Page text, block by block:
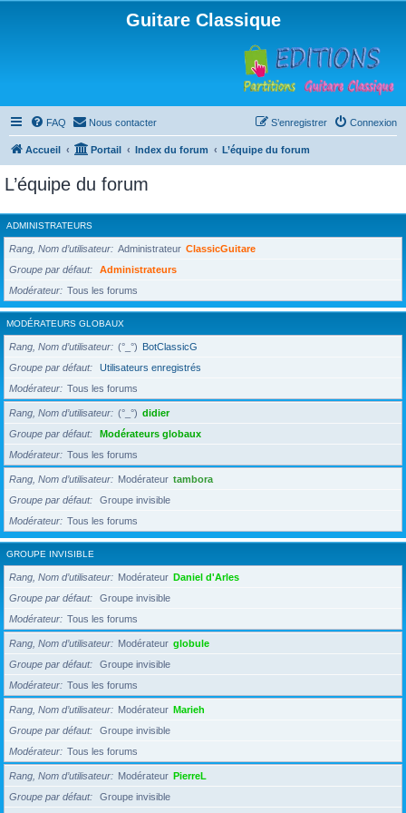
Guitare Classique
FAQ Nous contacter Connexion
S’enregistrer
Accueil Portail Index du forum L’équipe du forum
L’équipe du forum
ADMINISTRATEURS
Rang, Nom d’utilisateur Administrateur ClassicGuitare
Groupe par défaut
Administrateurs
Modérateur
Tous les forums
MODÉRATEURS GLOBAUX
Rang, Nom d’utilisateur (°_°) BotClassicG
Groupe par défaut
Utilisateurs enregistrés
Modérateur
Tous les forums
Rang, Nom d’utilisateur (°_°) didier
Groupe par défaut
Modérateurs globaux
Modérateur
Tous les forums
Rang, Nom d’utilisateur Modérateur tambora
Groupe par défaut
Groupe invisible
Modérateur
Tous les forums
GROUPE INVISIBLE
Rang, Nom d’utilisateur Modérateur Daniel d'Arles
Groupe par défaut
Groupe invisible
Modérateur
Tous les forums
Rang, Nom d’utilisateur Modérateur globule
Groupe par défaut
Groupe invisible
Modérateur
Tous les forums
Rang, Nom d’utilisateur Modérateur Marieh
Groupe par défaut
Groupe invisible
Modérateur
Tous les forums
Rang, Nom d’utilisateur Modérateur PierreL
Groupe par défaut
Groupe invisible